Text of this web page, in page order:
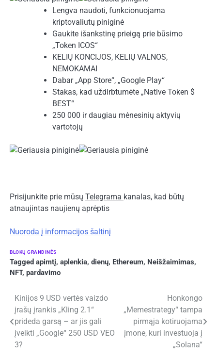
Lengva naudoti, funkcionuojama
kriptovaliutų piniginė
Gaukite išankstinę prieigą prie būsimo
„Token ICOS“
KELIŲ KONCIJOS, KELIŲ VALNOS,
NEMOKAMAI
Dabar „App Store“, „Google Play“
Stakas, kad uždirbtumėte „Native Token $
BEST“
250 000 ir daugiau mėnesinių aktyvių
vartotojų
Prisijunkite prie mūsų Telegrama kanalas, kad būtų
atnaujintas naujienų aprėptis
Nuoroda į informacijos šaltinį
BLOKŲ GRANDINĖS
Tagged apimtį, aplenkia, dienų, Ethereum, Neišžaimimas,
NFT, pardavimo
Navigacija
tarp
įrašų
Kinijos 9 USD vertės vaizdo
įrašų įrankis „Kling 2.1“
prideda garsą – ar jis gali
įveikti „Google“ 250 USD VEO
3?
Honkongo
„Memestrategy“ tampa
pirmąja kotiruojama
įmone, kuri investuoja į
„Solana“